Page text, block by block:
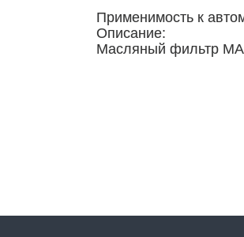
Применимость к
Описание:
Масляный фильтр